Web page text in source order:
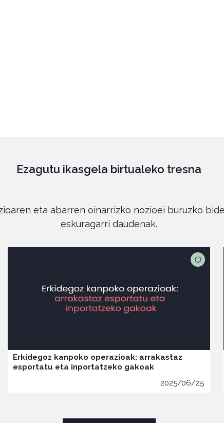
Ezagutu ikasgela birtualeko tresna
eta abarren oinarrizko nozioei buruzko
eskuragarri daudenak.
Erkidegoz kanpoko operazioak: arrakastaz
esportatu eta inportatzeko gakoak
2025/06/25